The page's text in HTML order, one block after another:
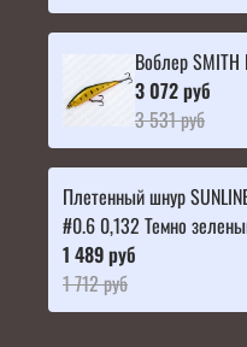
Воблер SMITH
3 072 руб
3 531 руб
Плетенный шнур
#0.6 0,132 Темно
1 489 руб
1 712 руб